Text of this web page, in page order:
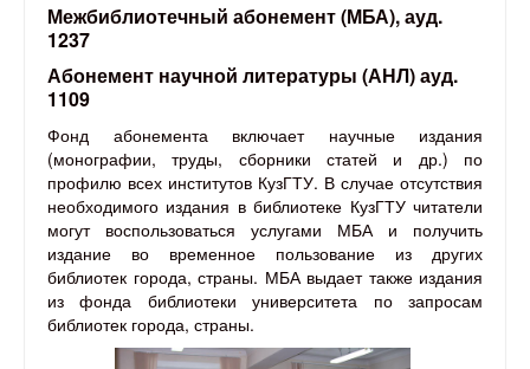
Межбиблиотечный абонемент (МБА), ауд.
1237
Абонемент научной литературы (АНЛ) ауд.
1109
Фонд абонемента включает научные издания
(монографии, труды, сборники статей и др.) по
профилю всех институтов КузГТУ. В случае отсутствия
необходимого издания в библиотеке КузГТУ читатели
могут воспользоваться услугами МБА и получить
издание во временное пользование из других
библиотек города, страны. МБА выдает также издания
из фонда библиотеки университета по запросам
библиотек города, страны.